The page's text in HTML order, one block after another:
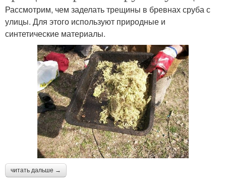
Рассмотрим, чем заделать трещины в бревнах сруба с
улицы. Для этого используют природные и
синтетические материалы.
читать дальше →